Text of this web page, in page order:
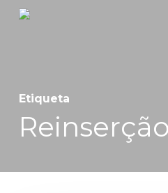
Skip
Etiqueta